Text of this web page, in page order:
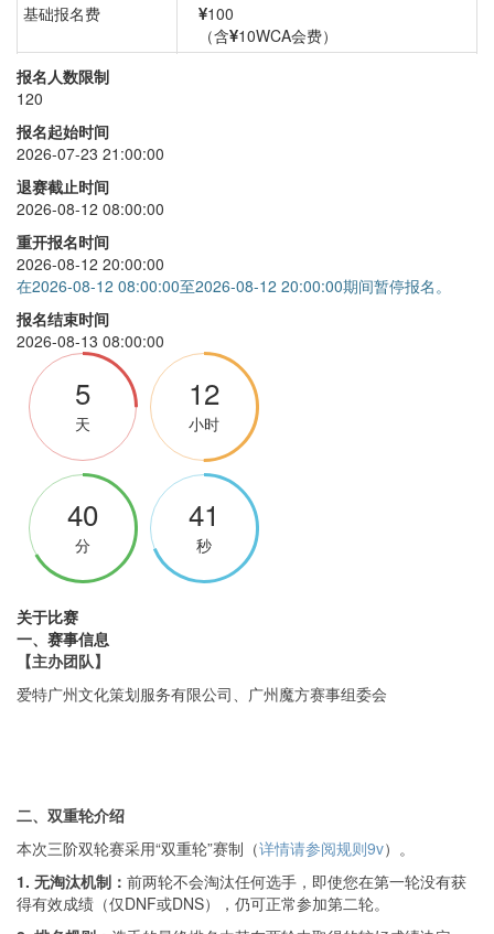
基础报名费
100
（含 10WCA会费）
三阶
报名人数限制
120
报名起始时间
2026-07-23 21:00:00
退赛截止时间
2026-08-12 08:00:00
重开报名时间
2026-08-12 20:00:00
在2026-08-12 08:00:00至2026-08-12 20:00:00期间暂停报名。
报名结束时间
2026-08-13 08:00:00
5
天
12
小时
40
分
40
秒
关于比赛
一、赛事信息
【主办团队】
爱特广州文化策划服务有限公司、广州魔方赛事组委会
二、双重轮介绍
本次三阶双轮赛采用“双重轮”赛制（详情请参阅规则9v）。
1. 无淘汰机制： 前两轮不会淘汰任何选手，即使您在第一轮没有获
得有效成绩（仅DNF或DNS），仍可正常参加第二轮。